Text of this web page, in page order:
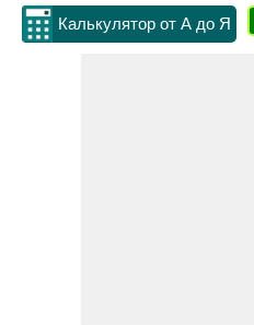
Калькулятор от А до Я